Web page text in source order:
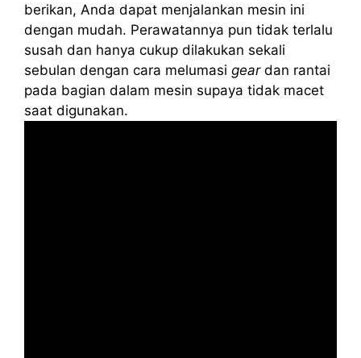
berikan, Anda dapat menjalankan mesin ini
dengan mudah. Perawatannya pun tidak terlalu
susah dan hanya cukup dilakukan sekali
sebulan dengan cara melumasi geardan rantai
pada bagian dalam mesin supaya tidak macet
saat digunakan.